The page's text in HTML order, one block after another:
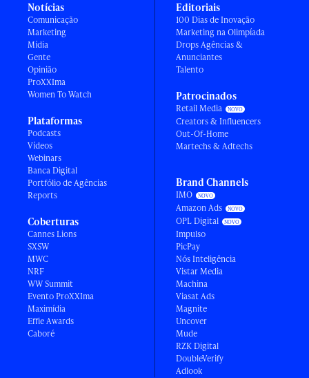
Notícias
Comunicação
Marketing
Mídia
Gente
Opinião
ProXXIma
Women To Watch
Plataformas
Podcasts
Vídeos
Webinars
Banca Digital
Portfólio de Agências
Reports
Coberturas
Cannes Lions
SXSW
MWC
NRF
WW Summit
Evento ProXXIma
Maximídia
Effie Awards
Caboré
Editoriais
100 Dias de Inovação
Marketing na Olimpíada
Drops Agências &
Anunciantes
Talento
Patrocinados
Retail Media
Creators & Influencers
Out-Of-Home
Martechs & Adtechs
Brand Channels
IMO
Amazon Ads
OPL Digital
Impulso
PicPay
Nós Inteligência
Vistar Media
Machina
Viasat Ads
Magnite
Uncover
Mude
RZK Digital
DoubleVerify
Adlook